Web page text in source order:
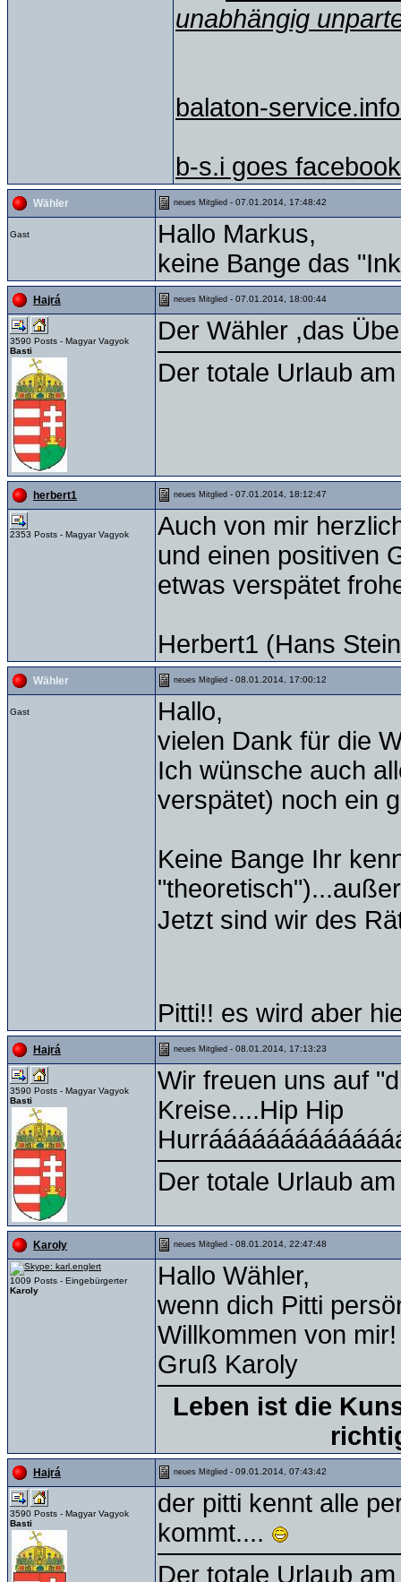
unabhängig
balaton-
b-s.i goes facebook
Wähler neues Mitglied - 07.01.2014, 17:48:42
Gast
Hallo Markus,
keine Bange das
Hajrá neues Mitglied - 07.01.2014, 18:00:44
3590 Posts - Magyar Vagyok
Basti
Der Wähler ,das
Der totale Urlaub
herbert1 neues Mitglied - 07.01.2014, 18:12:47
2353 Posts - Magyar Vagyok
Auch von mir
und einen positiven
etwas verspätet
Herbert1 (Hans
Wähler neues Mitglied - 08.01.2014, 17:00:12
Gast
Hallo,
vielen Dank für die
Ich wünsche auch
verspätet) noch ein
Keine Bange Ihr
Jetzt sind wir des
Pitti!! es wird aber
Hajrá neues Mitglied - 08.01.2014, 17:13:23
3590 Posts - Magyar Vagyok
Basti
Wir freuen uns auf
Kreise....Hip Hip
Der totale Urlaub
Karoly neues Mitglied - 08.01.2014, 22:47:48
1009 Posts - Eingebürgerter
Karoly
Hallo Wähler,
wenn dich Pitti
Willkommen von mir!
Gruß Karoly
Leben ist die
Hajrá neues Mitglied - 09.01.2014, 07:43:42
3590 Posts - Magyar Vagyok
Basti
der pitti kennt alle
kommt....
Der totale Urlaub